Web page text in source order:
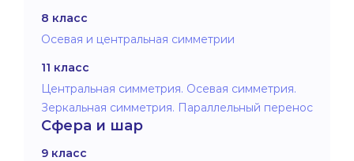
8 класс
Осевая и центральная симметрии
11 класс
Центральная симметрия. Осевая симметрия.
Зеркальная симметрия. Параллельный перенос
Сфера и шар
9 класс